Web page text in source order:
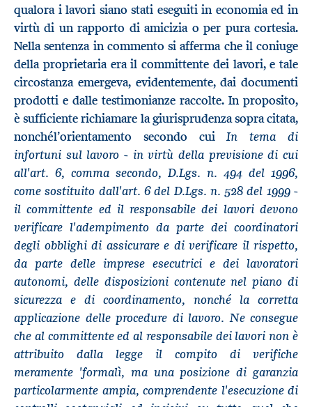
qualora i lavori siano stati eseguiti in economia ed in
virtù di un rapporto di amicizia o per pura cortesia.
Nella sentenza in commento si afferma che il coniuge
della proprietaria era il committente dei lavori, e tale
circostanza emergeva, evidentemente, dai documenti
prodotti e dalle testimonianze raccolte. In proposito,
è sufficiente richiamare la giurisprudenza sopra citata,
nonchél’orientamento secondo cuiIn tema di
infortuni sul lavoro - in virtù della previsione di cui
all'art. 6, comma secondo, D.Lgs. n. 494 del 1996,
come sostituito dall'art. 6 del D.Lgs. n. 528 del 1999 -
il committente ed il responsabile dei lavori devono
verificare l'adempimento da parte dei coordinatori
degli obblighi di assicurare e di verificare il rispetto,
da parte delle imprese esecutrici e dei lavoratori
autonomi, delle disposizioni contenute nel piano di
sicurezza e di coordinamento, nonché la corretta
applicazione delle procedure di lavoro. Ne consegue
che al committente ed al responsabile dei lavori non è
attribuito dalla legge il compito di verifiche
meramente 'formalì, ma una posizione di garanzia
particolarmente ampia, comprendente l'esecuzione di